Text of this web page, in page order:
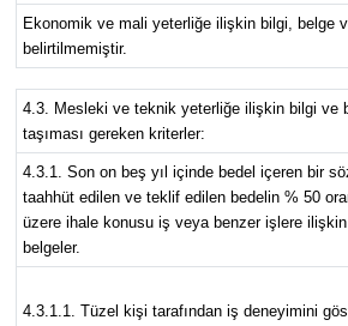
Ekonomik ve mali yeterliğe ilişkin bilgi, belge
belirtilmemiştir.
4.3. Mesleki ve teknik yeterliğe ilişkin bilgi ve
taşıması gereken kriterler:
4.3.1. Son on beş yıl içinde bedel içeren bir
taahhüt edilen ve teklif edilen bedelin % 50
üzere ihale konusu iş veya benzer işlere
belgeler.
4.3.1.1. Tüzel kişi tarafından iş deneyimini